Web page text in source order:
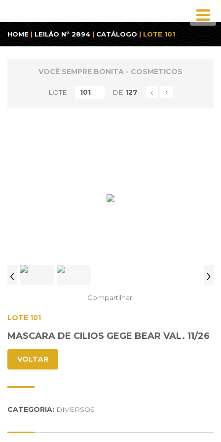
HOME | LEILÃO Nº 2894 | CATÁLOGO | LOTE 101
VOCÊ SEMPRE BONITA - COSMETICOS
LOTE DE 127 ‹ ›
‹ ›
Compartilhar:
LOTE 101
MASCARA DE CILIOS GEGE BEAR VAL. 11/26
VOLTAR
CATEGORIA: DIVERSOS